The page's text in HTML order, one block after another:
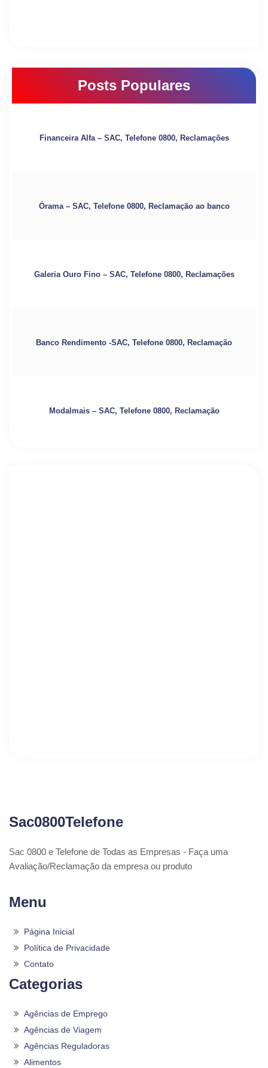
Posts Populares
Financeira Alfa – SAC, Telefone 0800, Reclamações
Órama – SAC, Telefone 0800, Reclamação ao banco
Galeria Ouro Fino – SAC, Telefone 0800, Reclamações
Banco Rendimento -SAC, Telefone 0800, Reclamação
Modalmais – SAC, Telefone 0800, Reclamação
Sac0800Telefone
Sac 0800 e Telefone de Todas as Empresas - Faça uma
Avaliação/Reclamação da empresa ou produto
Menu
Página Inicial
Política de Privacidade
Contato
Categorias
Agências de Emprego
Agências de Viagem
Agências Reguladoras
Alimentos